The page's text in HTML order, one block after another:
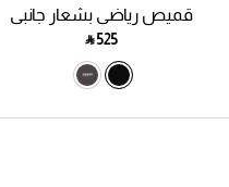
قميص رياضي بشعار جانبي
‎ ⃁ ⁦525⁩ ‎